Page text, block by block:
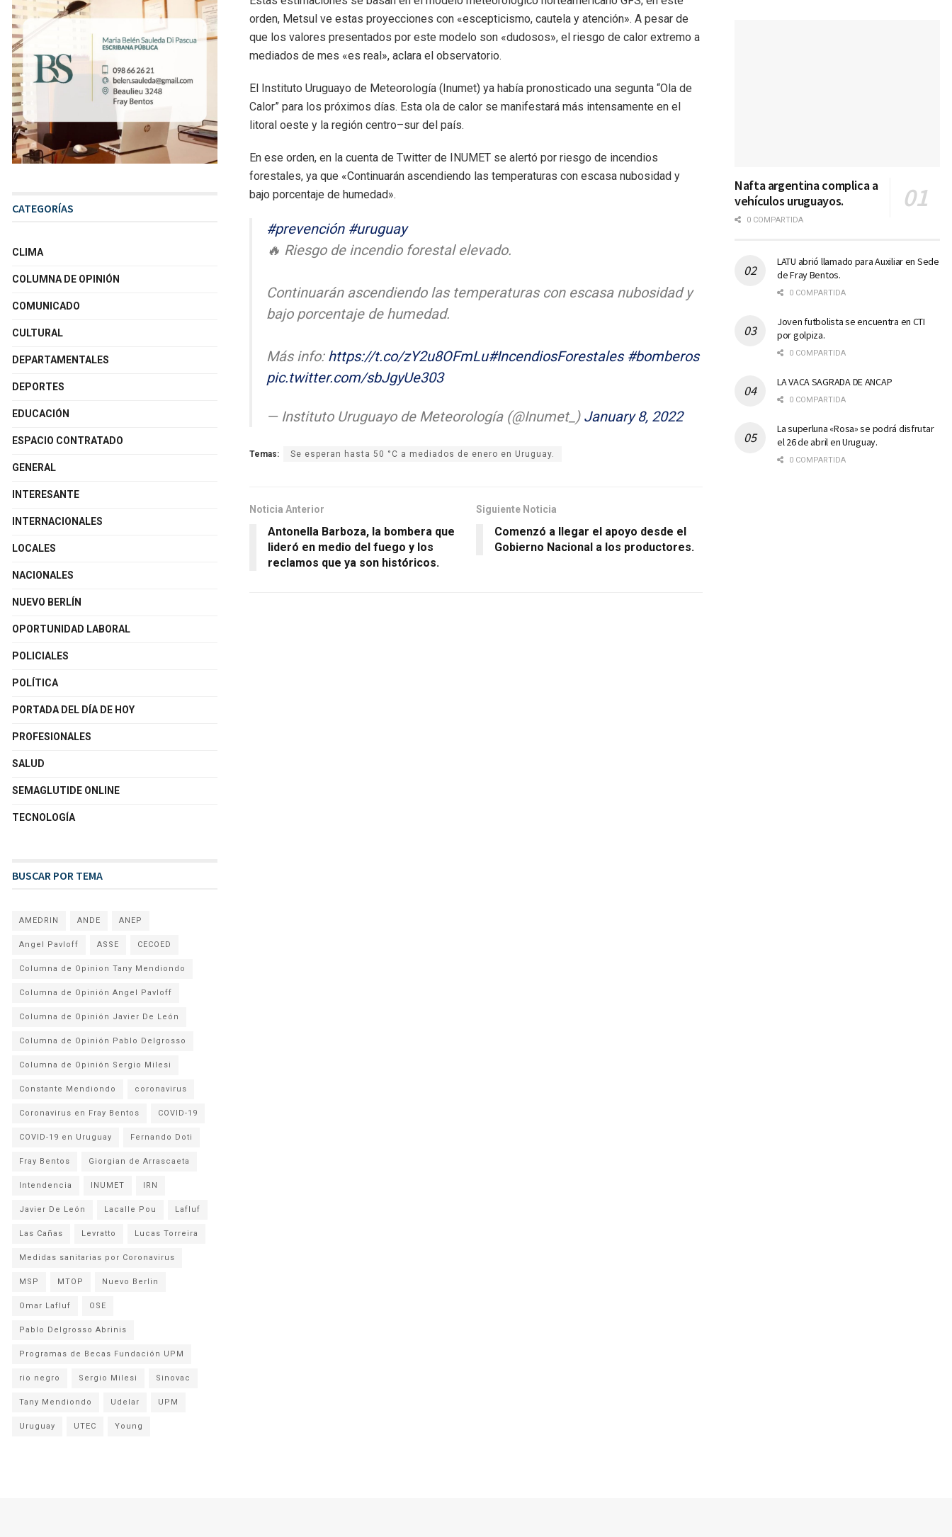
orden, Metsul ve estas proyecciones con «escepticismo, cautela y atención». A pesar de
que los valores presentados por este modelo son «dudosos», el riesgo de calor extremo a
mediados de mes «es real», aclara el observatorio.
El Instituto Uruguayo de Meteorología (Inumet) ya había pronosticado una segunta “Ola de
Calor” para los próximos días. Esta ola de calor se manifestará más intensamente en el
litoral oeste y la región centro–sur del país.
En ese orden, en la cuenta de Twitter de INUMET se alertó por riesgo de incendios
forestales, ya que «Continuarán ascendiendo las temperaturas con escasa nubosidad y
bajo porcentaje de humedad».
#prevención #uruguay
🔥 Riesgo de incendio forestal elevado.
Continuarán ascendiendo las temperaturas con escasa nubosidad y
bajo porcentaje de humedad.
Más info: https://t.co/zY2u8OFmLu#IncendiosForestales #bomberos
pic.twitter.com/sbJgyUe303
— Instituto Uruguayo de Meteorología (@Inumet_) January 8, 2022
Temas: Se esperan hasta 50 °C a mediados de enero en Uruguay.
Noticia Anterior
Antonella Barboza, la bombera que
lideró en medio del fuego y los
reclamos que ya son históricos.
Siguiente Noticia
Comenzó a llegar el apoyo desde el
Gobierno Nacional a los productores.
CATEGORÍAS
CLIMA
COLUMNA DE OPINIÓN
COMUNICADO
CULTURAL
DEPARTAMENTALES
DEPORTES
EDUCACIÓN
ESPACIO CONTRATADO
GENERAL
INTERESANTE
INTERNACIONALES
LOCALES
NACIONALES
NUEVO BERLÍN
OPORTUNIDAD LABORAL
POLICIALES
POLÍTICA
PORTADA DEL DÍA DE HOY
PROFESIONALES
SALUD
SEMAGLUTIDE ONLINE
TECNOLOGÍA
BUSCAR POR TEMA
AMEDRIN ANDE ANEP
Angel Pavloff ASSE CECOED
Columna de Opinion Tany Mendiondo
Columna de Opinión Angel Pavloff
Columna de Opinión Javier De León
Columna de Opinión Pablo Delgrosso
Columna de Opinión Sergio Milesi
Constante Mendiondo coronavirus
Coronavirus en Fray Bentos COVID-19
COVID-19 en Uruguay Fernando Doti
Fray Bentos Giorgian de Arrascaeta
Intendencia INUMET IRN
Javier De León Lacalle Pou Lafluf
Las Cañas Levratto Lucas Torreira
Medidas sanitarias por Coronavirus
MSP MTOP Nuevo Berlin
Omar Lafluf OSE
Pablo Delgrosso Abrinis
Programas de Becas Fundación UPM
rio negro Sergio Milesi Sinovac
Tany Mendiondo Udelar UPM
Uruguay UTEC Young
Nafta argentina complica a
vehículos uruguayos.
0 COMPARTIDA
LATU abrió llamado para Auxiliar en Sede
de Fray Bentos.
0 COMPARTIDA
Joven futbolista se encuentra en CTI
por golpiza.
0 COMPARTIDA
LA VACA SAGRADA DE ANCAP
0 COMPARTIDA
La superluna «Rosa» se podrá disfrutar
el 26 de abril en Uruguay.
0 COMPARTIDA